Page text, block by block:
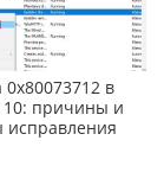
в
10: причины и
исправления